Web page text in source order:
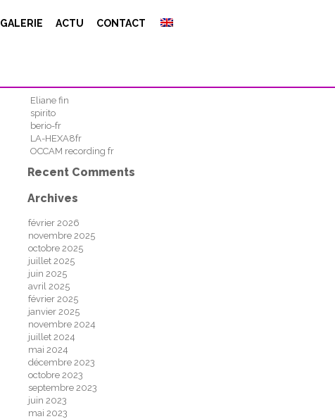
GALERIE ACTU CONTACT
Search
Eliane fin
spirito
berio-fr
LA-HEXA8fr
OCCAM recording fr
Recent Comments
Archives
février 2026
novembre 2025
octobre 2025
juillet 2025
juin 2025
avril 2025
février 2025
janvier 2025
novembre 2024
juillet 2024
mai 2024
décembre 2023
octobre 2023
septembre 2023
juin 2023
mai 2023